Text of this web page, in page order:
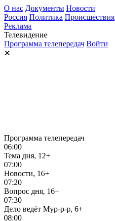
О нас Документы Новости
Россия Политика Происшествия
Реклама
Телевидение
Программа телепередач Войти
✕
Программа телепередач
06:00
Тема дня, 12+
07:00
Новости, 16+
07:20
Вопрос дня, 16+
07:30
Дело ведёт Мур-р-р, 6+
08:00